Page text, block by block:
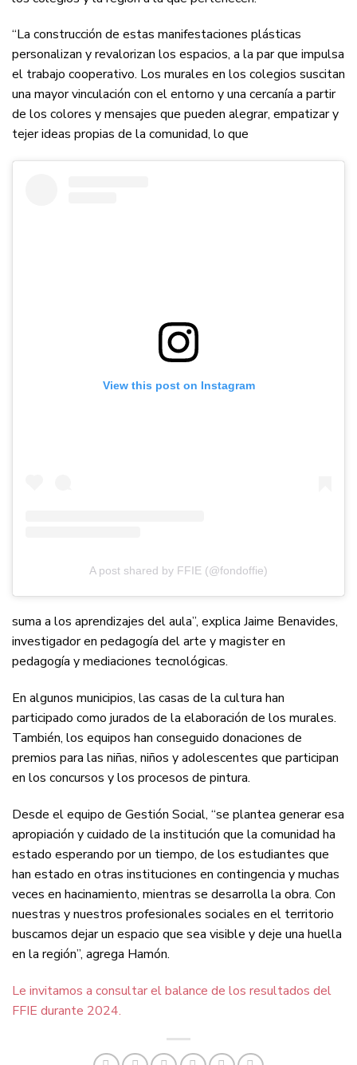
“La construcción de estas manifestaciones plásticas
personalizan y revalorizan los espacios, a la par que impulsa
el trabajo cooperativo. Los murales en los colegios suscitan
una mayor vinculación con el entorno y una cercanía a partir
de los colores y mensajes que pueden alegrar, empatizar y
tejer ideas propias de la comunidad, lo que
View this post on Instagram
A post shared by FFIE (@fondoffie)
suma a los aprendizajes del aula”, explica Jaime Benavides,
investigador en pedagogía del arte y magister en
pedagogía y mediaciones tecnológicas.
En algunos municipios, las casas de la cultura han
participado como jurados de la elaboración de los murales.
También, los equipos han conseguido donaciones de
premios para las niñas, niños y adolescentes que participan
en los concursos y los procesos de pintura.
Desde el equipo de Gestión Social, “se plantea generar esa
apropiación y cuidado de la institución que la comunidad ha
estado esperando por un tiempo, de los estudiantes que
han estado en otras instituciones en contingencia y muchas
veces en hacinamiento, mientras se desarrolla la obra. Con
nuestras y nuestros profesionales sociales en el territorio
buscamos dejar un espacio que sea visible y deje una huella
en la región”, agrega Hamón.
Le invitamos a consultar el balance de los resultados del
FFIE durante 2024.